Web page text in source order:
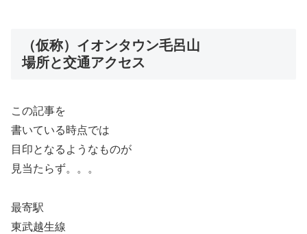
（仮称）イオンタウン毛呂山
場所と交通アクセス
この記事を
書いている時点では
目印となるようなものが
見当たらず。。。
最寄駅
東武越生線